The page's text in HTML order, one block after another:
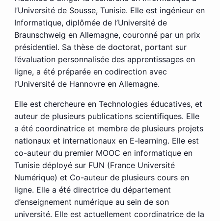
l’Université de Sousse, Tunisie. Elle est ingénieur en
Informatique, diplômée de l’Université de
Braunschweig en Allemagne, couronné par un prix
présidentiel. Sa thèse de doctorat, portant sur
l’évaluation personnalisée des apprentissages en
ligne, a été préparée en codirection avec
l’Université de Hannovre en Allemagne.
Elle est chercheure en Technologies éducatives, et
auteur de plusieurs publications scientifiques. Elle
a été coordinatrice et membre de plusieurs projets
nationaux et internationaux en E-learning. Elle est
co-auteur du premier MOOC en informatique en
Tunisie déployé sur FUN (France Université
Numérique) et Co-auteur de plusieurs cours en
ligne. Elle a été directrice du département
d’enseignement numérique au sein de son
université. Elle est actuellement coordinatrice de la